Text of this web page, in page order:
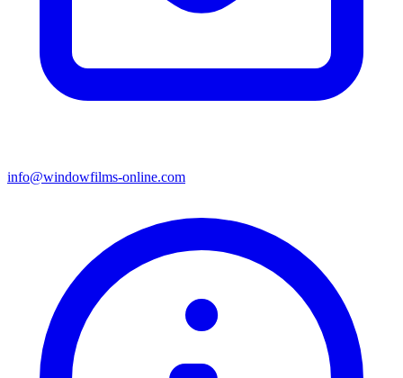
info@windowfilms-online.com